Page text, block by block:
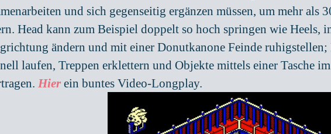
und sich gegenseitig ergänzen müssen, um mehr als
Head kann zum Beispiel doppelt so hoch springen wie Heels,
ändern und mit einer Donutkanone Feinde
laufen, Treppen erklettern und Objekte mittels einer Tasche
Hierein buntes Video-Longplay.